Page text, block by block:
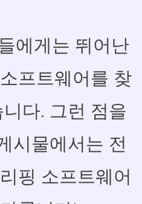
에게는 뛰어난
프트웨어를 찾
다. 그런 점을
시물에서는 전
핑 소프트웨어